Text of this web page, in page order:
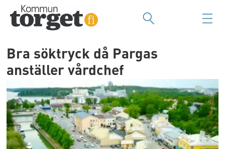
Bra söktryck då Pargas
anställer vårdchef